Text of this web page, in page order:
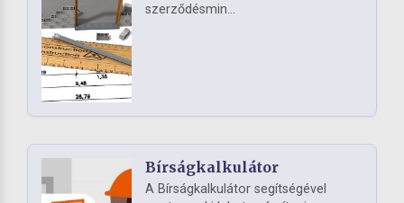
szerződésmin...
Bírságkalkulátor
A Bírságkalkulátor segítségével